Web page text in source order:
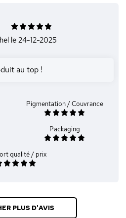
le 24-12-2025
au top !
Pigmentation / Couvrance
Packaging
qualité / prix
PLUS D'AVIS